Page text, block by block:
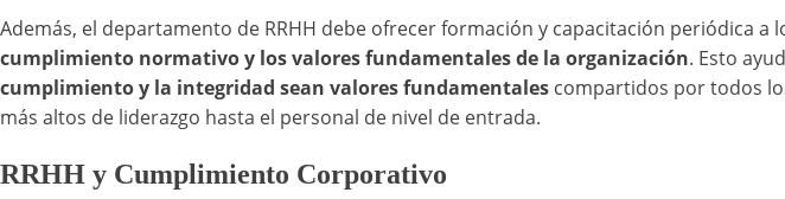
Además, el departamento de RRHH debe ofrecer formación y capacitación periódica a
cumplimiento normativo y los valores fundamentales de la organización. Esto
cumplimiento y la integridad sean valores fundamentales compartidos por todos
más altos de liderazgo hasta el personal de nivel de entrada.
RRHH y Cumplimiento Corporativo